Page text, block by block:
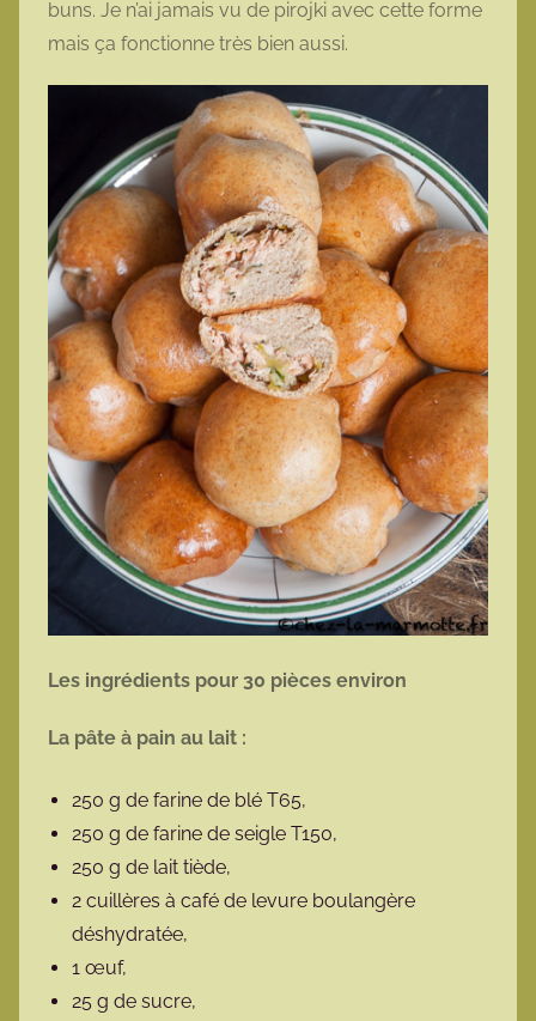
buns. Je n’ai jamais vu de pirojki avec cette forme
mais ça fonctionne très bien aussi.
Les ingrédients pour 30 pièces environ
La pâte à pain au lait :
250 g de farine de blé T65,
250 g de farine de seigle T150,
250 g de lait tiède,
2 cuillères à café de levure boulangère
déshydratée,
1 œuf,
25 g de sucre,